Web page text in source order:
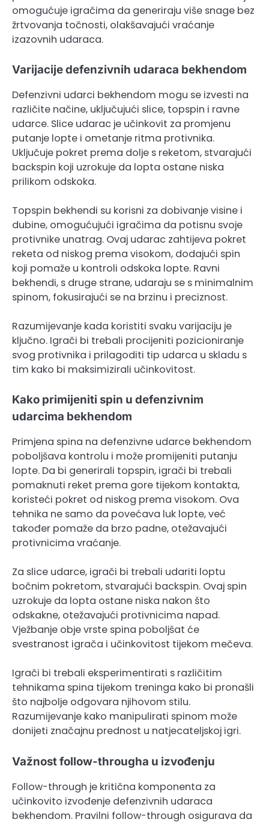
omogućuje igračima da generiraju više snage bez
žrtvovanja točnosti, olakšavajući vraćanje
izazovnih udaraca.
Varijacije defenzivnih udaraca bekhendom
Defenzivni udarci bekhendom mogu se izvesti na
različite načine, uključujući slice, topspin i ravne
udarce. Slice udarac je učinkovit za promjenu
putanje lopte i ometanje ritma protivnika.
Uključuje pokret prema dolje s reketom, stvarajući
backspin koji uzrokuje da lopta ostane niska
prilikom odskoka.
Topspin bekhendi su korisni za dobivanje visine i
dubine, omogućujući igračima da potisnu svoje
protivnike unatrag. Ovaj udarac zahtijeva pokret
reketa od niskog prema visokom, dodajući spin
koji pomaže u kontroli odskoka lopte. Ravni
bekhendi, s druge strane, udaraju se s minimalnim
spinom, fokusirajući se na brzinu i preciznost.
Razumijevanje kada koristiti svaku varijaciju je
ključno. Igrači bi trebali procijeniti pozicioniranje
svog protivnika i prilagoditi tip udarca u skladu s
tim kako bi maksimizirali učinkovitost.
Kako primijeniti spin u defenzivnim
udarcima bekhendom
Primjena spina na defenzivne udarce bekhendom
poboljšava kontrolu i može promijeniti putanju
lopte. Da bi generirali topspin, igrači bi trebali
pomaknuti reket prema gore tijekom kontakta,
koristeći pokret od niskog prema visokom. Ova
tehnika ne samo da povećava luk lopte, već
također pomaže da brzo padne, otežavajući
protivnicima vraćanje.
Za slice udarce, igrači bi trebali udariti loptu
bočnim pokretom, stvarajući backspin. Ovaj spin
uzrokuje da lopta ostane niska nakon što
odskakne, otežavajući protivnicima napad.
Vježbanje obje vrste spina poboljšat će
svestranost igrača i učinkovitost tijekom mečeva.
Igrači bi trebali eksperimentirati s različitim
tehnikama spina tijekom treninga kako bi pronašli
što najbolje odgovara njihovom stilu.
Razumijevanje kako manipulirati spinom može
donijeti značajnu prednost u natjecateljskoj igri.
Važnost follow-througha u izvođenju
Follow-through je kritična komponenta za
učinkovito izvođenje defenzivnih udaraca
bekhendom. Pravilni follow-through osigurava da